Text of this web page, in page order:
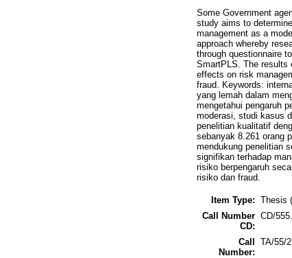
Some Government
study aims to
management as a
approach whereby
through questionnaire
SmartPLS. The results
effects on risk
fraud. Keywords:
yang lemah dalam
mengetahui pengaruh
moderasi, studi kasus
penelitian kualitatif
sebanyak 8.261 orang
mendukung penelitian
signifikan terhadap
risiko berpengaruh
risiko dan fraud.
Item Type: Thesis
Call Number
CD:
CD/
Call
Number:
TA/55/